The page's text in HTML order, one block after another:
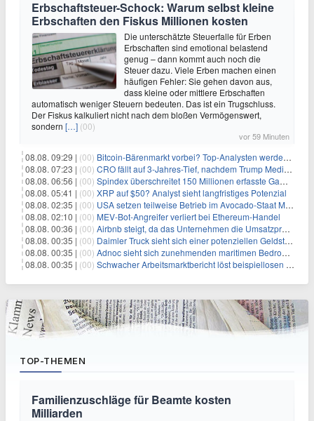
Erbschaftsteuer-Schock: Warum selbst kleine
Erbschaften den Fiskus Millionen kosten
Die unterschätzte Steuerfalle für Erben
Erbschaften sind emotional belastend
genug – dann kommt auch noch die
Steuer dazu. Viele Erben machen einen
häufigen Fehler: Sie gehen davon aus,
dass kleine oder mittlere Erbschaften
automatisch weniger Steuern bedeuten. Das ist ein Trugschluss.
Der Fiskus kalkuliert nicht nach dem bloßen Vermögenswert,
sondern […] (00)
vor 59 Minuten
08.08. 09:29 | (00) Bitcoin-Bärenmarkt vorbei? Top-Analysten werden optimistisch, aber die Geschichte sagt etwas anderes
08.08. 07:23 | (00) CRO fällt auf 3-Jahres-Tief, nachdem Trump Media zwei große Crypto.com-Deals storniert
08.08. 06:56 | (00) Spindex überschreitet 150 Millionen erfasste Gaming-Ereignisse in Echtzeit-Datenpipeline
08.08. 05:41 | (00) XRP auf $50? Analyst sieht langfristiges Potenzial
08.08. 02:35 | (00) USA setzen teilweise Betrieb im Avocado-Staat Michoacán in Mexiko wieder in Gang
08.08. 02:10 | (00) MEV-Bot-Angreifer verliert bei Ethereum-Handel
08.08. 00:36 | (00) Airbnb steigt, da das Unternehmen die Umsatzprognose anhebt und starkes Wachstum signalisiert
08.08. 00:35 | (00) Daimler Truck sieht sich einer potenziellen Geldstrafe von 1 Milliarde Euro aufgrund von EU-Emissionsvorschriften gegenüber
08.08. 00:35 | (00) Adnoc sieht sich zunehmenden maritimen Bedrohungen angesichts regionaler Spannungen gegenüber
08.08. 00:35 | (00) Schwacher Arbeitsmarktbericht löst beispiellosen Börsenanstieg aus
TOP-THEMEN
Familienzuschläge für Beamte kosten
Milliarden